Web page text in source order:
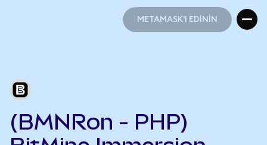
METAMASK'I EDİNİN
(BMNRon - PHP)